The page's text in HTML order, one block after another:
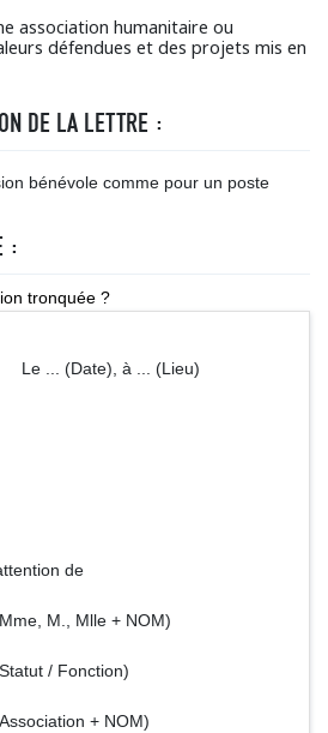
association humanitaire ou
défendues et des projets mis en
DE LA LETTRE :
bénévole comme pour un poste
:
tronquée ?
+ NOM
à ... (Lieu)
de
Mlle + NOM)
+ NOM)